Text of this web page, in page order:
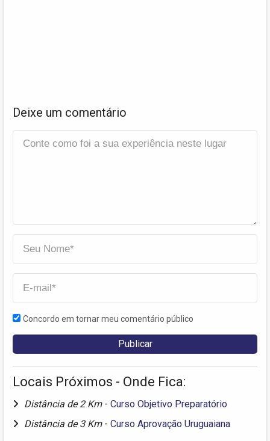
Deixe um comentário
Concordo em tornar meu comentário público
Locais Próximos - Onde Fica:
Distância de 2 Km - Curso Objetivo Preparatório
Distância de 3 Km - Curso Aprovação Uruguaiana